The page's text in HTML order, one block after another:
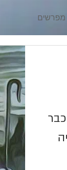
מפרשים